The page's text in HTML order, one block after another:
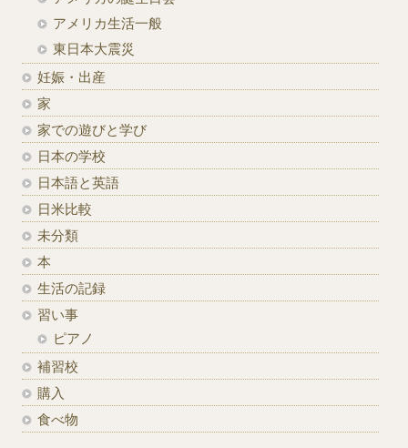
アメリカ生活一般
東日本大震災
妊娠・出産
家
家での遊びと学び
日本の学校
日本語と英語
日米比較
未分類
本
生活の記録
習い事
ピアノ
補習校
購入
食べ物